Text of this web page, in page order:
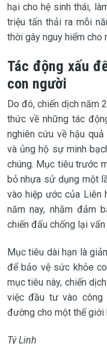
hại cho hệ sinh thái,
triệu tấn thải ra mỗi
thời gây nguy hiểm cho
Tác động xấu
con người
Do đó, chiến dịch năm
thức về những tác
nghiên cứu về hậu
và ủng hộ sự minh
chúng. Mục tiêu trước
bỏ nhựa sử dụng một
vào hiệp ước của Liên
năm nay, nhằm đảm
chiến đấu chống lại
Mục tiêu dài hạn là
để bảo vệ sức khỏe
mục tiêu này, chiến
việc đầu tư vào công
đường cho một thế giới
Tý Linh